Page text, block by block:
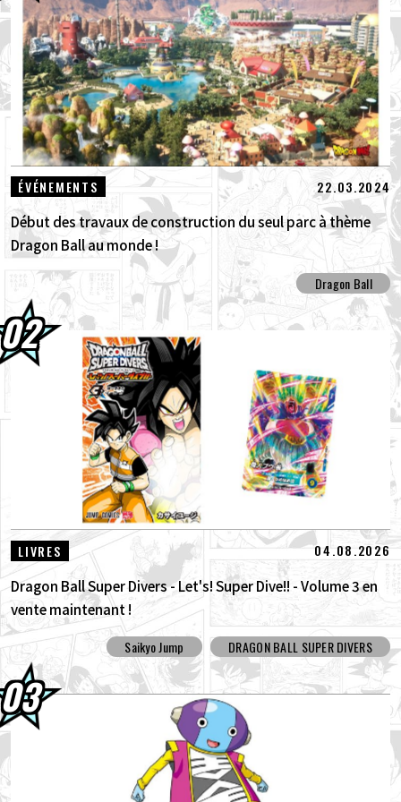
01.08.2026
Packs avancés Dragon Ball Super Divers
Battle of Saiyans en vente maintenant !
30.07.2026
DRAGON BALL: Sparking! ZERO : Le
nouveau DLC NEO, véritable concentré ...
30.07.2026
[Interview avec Hironobu Kageyama !] La
Thème principal de DRAGON BALL: Sp...
ÉVÉNEMENTS 22.03.2024
Début des travaux de construction du seul parc à thème
Dragon Ball au monde !
Dragon Ball
LIVRES 04.08.2026
Dragon Ball Super Divers - Let's! Super Dive!! - Volume 3 en
vente maintenant !
Saikyo Jump DRAGON BALL SUPER DIVERS